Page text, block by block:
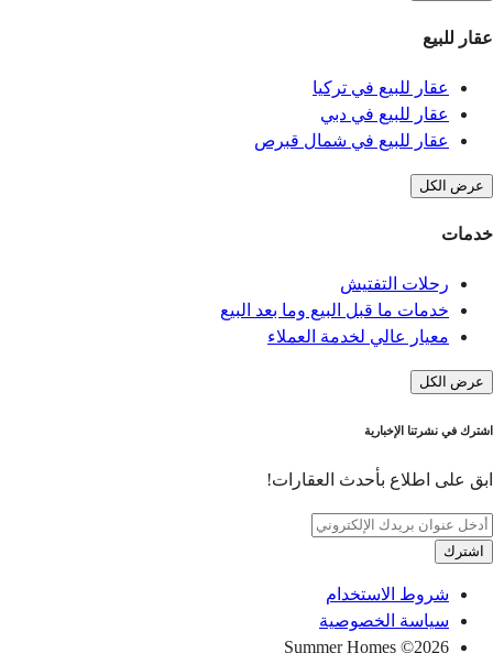
عقار للبيع
عقار للبيع في تركيا
عقار للبيع في دبي
عقار للبيع في شمال قبرص
عرض الكل
خدمات
رحلات التفتيش
خدمات ما قبل البيع وما بعد البيع
معيار عالي لخدمة العملاء
عرض الكل
اشترك في نشرتنا الإخبارية
ابق على اطلاع بأحدث العقارات!
اشترك
شروط الاستخدام
سياسة الخصوصية
2026
© Summer Homes